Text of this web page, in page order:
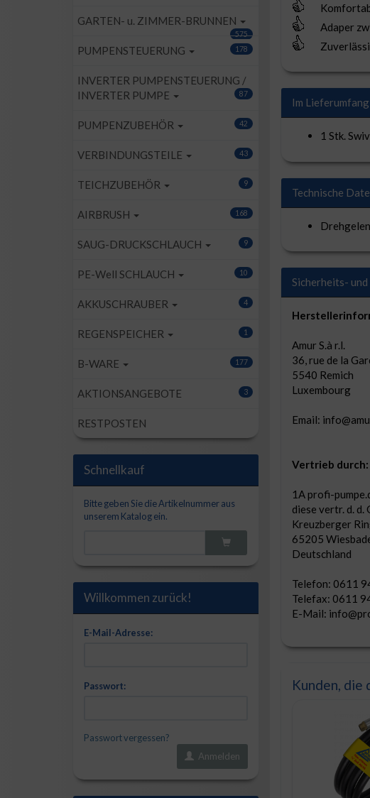
GARTEN- u. ZIMMER-BRUNNEN
575
PUMPENSTEUERUNG 178
INVERTER PUMPENSTEUERUNG /
INVERTER PUMPE
87
PUMPENZUBEHÖR 42
VERBINDUNGSTEILE 43
TEICHZUBEHÖR 9
AIRBRUSH 168
SAUG-DRUCKSCHLAUCH 9
PE-Well SCHLAUCH 10
AKKUSCHRAUBER 4
REGENSPEICHER 1
B-WARE 177
AKTIONSANGEBOTE 3
RESTPOSTEN
Schnellkauf
Bitte geben Sie die Artikelnummer aus
unserem Katalog ein.
Willkommen zurück!
E-Mail-Adresse:
Passwort:
Passwort vergessen?
Anmelden
Adaper
Im
1 Stk.
Technische
Sicherheits-
Amur S.à r.l.
36, rue de la
5540 Remich
Luxembourg
Email:
Vertrieb durch:
1A profi-
diese vertr. d.
Kreuzberger
65205
Deutschland
Telefon: 0611
Telefax: 0611
E-Mail:
Kunden,